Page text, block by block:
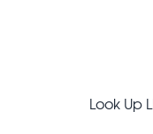
Look Up